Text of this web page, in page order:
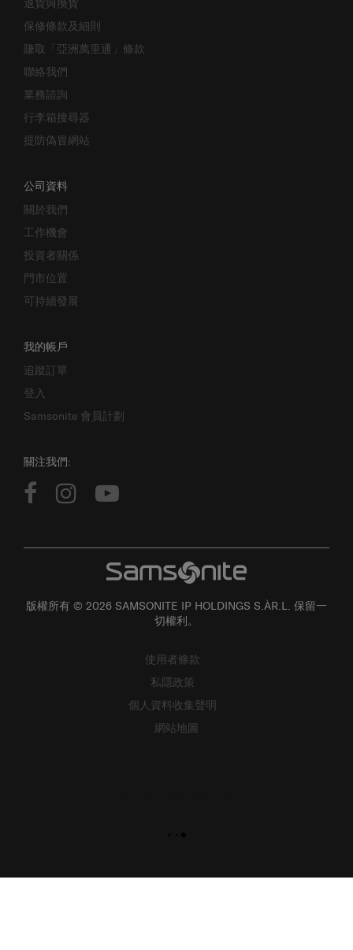
保修條款及細則
賺取「亞洲萬里通」條款
聯絡我們
業務諮詢
行李箱搜尋器
提防偽冒網站
關於我們
工作機會
投資者關係
門市位置
可持續發展
追蹤訂單
登入
Samsonite 會員計劃
切權利。
私隱政策
個人資料收集聲明
網站地圖